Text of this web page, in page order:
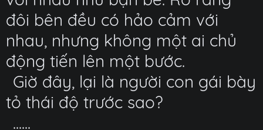
đôi bên đều có hảo cảm với
nhau, nhưng không một ai chủ
động tiến lên một bước.
Giờ đây, lại là người con gái bày
tỏ thái độ trước sao?
......